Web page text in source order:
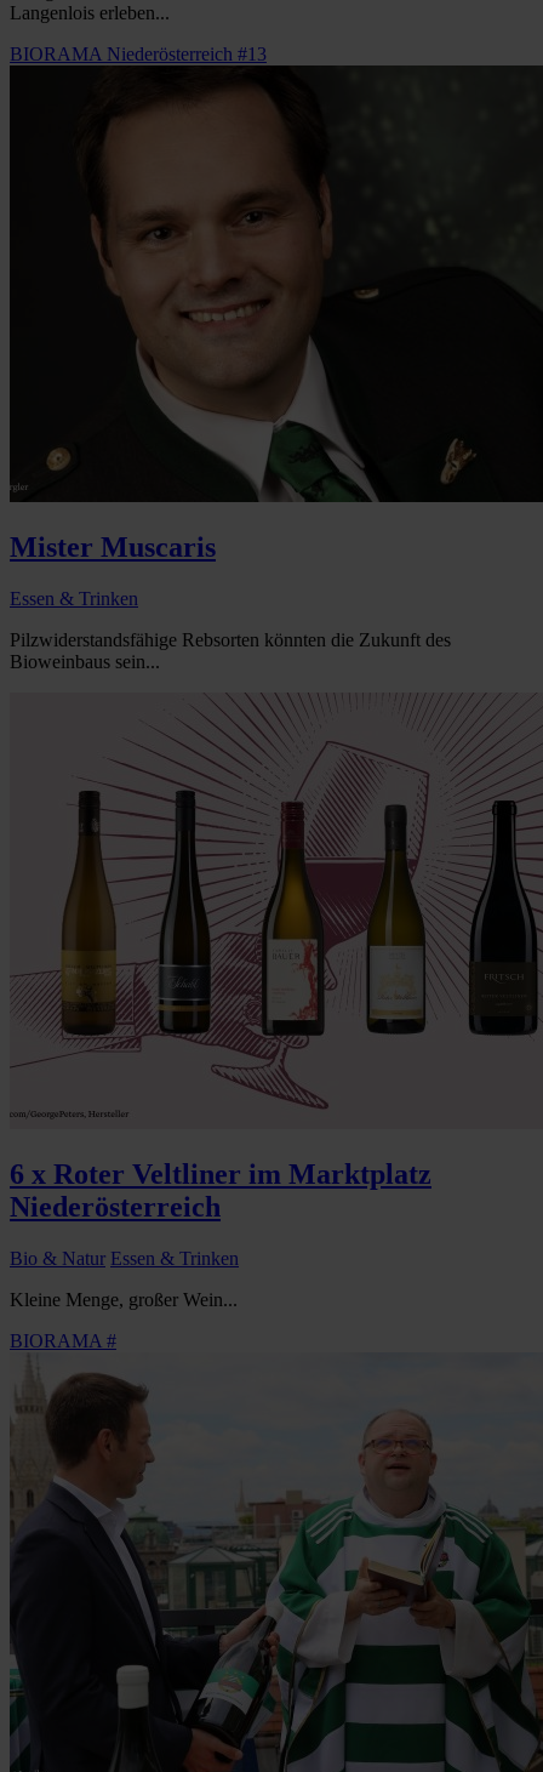
Langenlois erleben...
BIORAMA Niederösterreich #13
Mister Muscaris
Essen & Trinken
Pilzwiderstandsfähige Rebsorten könnten die Zukunft des
Bioweinbaus sein...
6 x Roter Veltliner im Marktplatz
Niederösterreich
Bio & Natur Essen & Trinken
Kleine Menge, großer Wein...
BIORAMA #